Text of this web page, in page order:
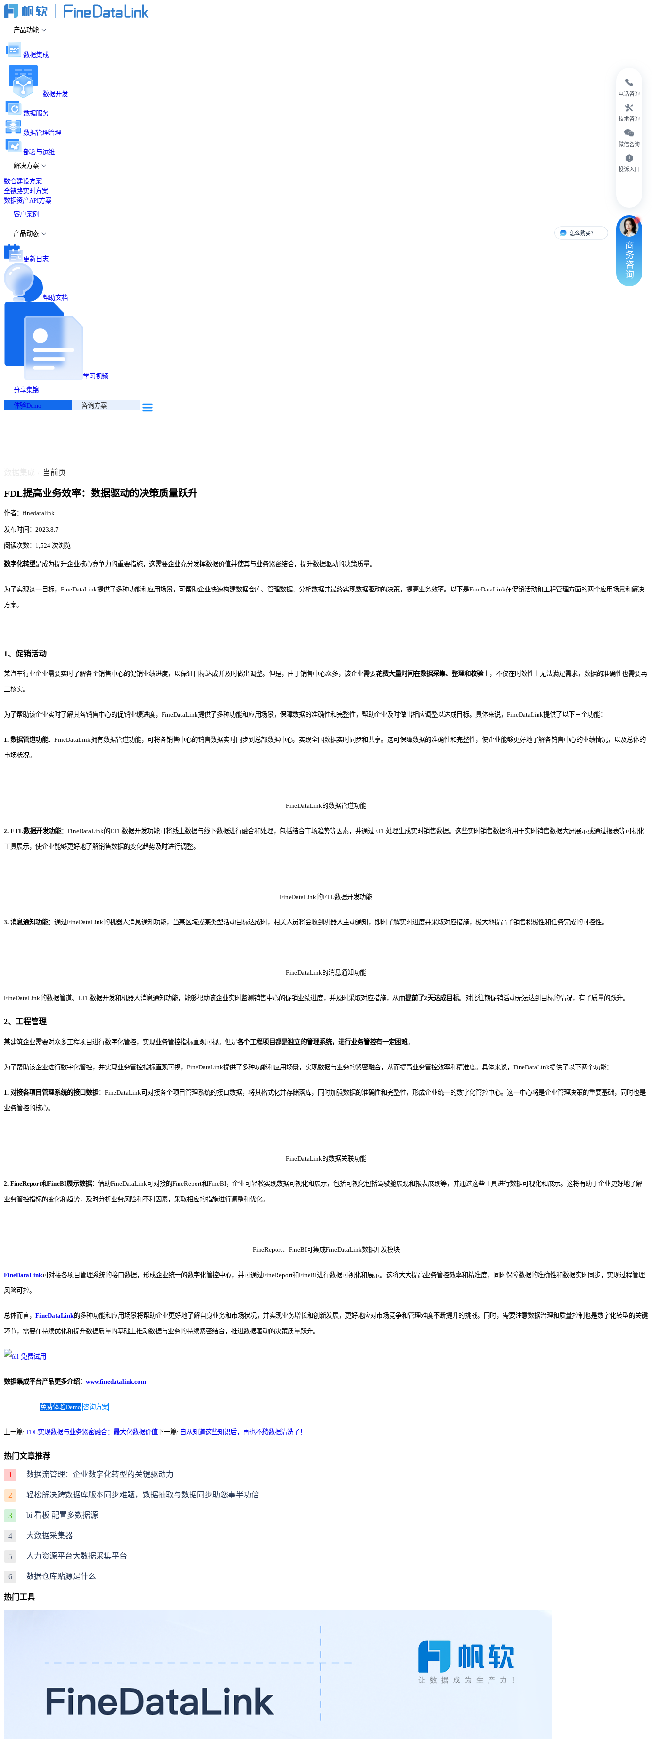
产品功能
数据集成
数据开发
数据服务
数据管理治理
部署与运维
解决方案
数仓建设方案
全链路实时方案
数据资产API方案
客户案例
产品动态
更新日志
帮助文档
学习视频
分享集锦
体验Demo 咨询方案
当前页
FDL提高业务效率：数据驱动的决策质量跃升
作者：finedatalink
发布时间：2023.8.7
阅读次数：1,524 次浏览
数字化转型是成为提升企业核心竞争力的重要措施，这需要企业充分发挥数据价值并使其与业务紧密结合，提升数据驱动的决策质量。
为了实现这一目标，FineDataLink提供了多种功能和应用场景，可帮助企业快速构建数据仓库、管理数据、分析数据并最终实现数据驱动的决策，提高业务效率。以下是FineDataLink在促销活动和工程管理方面的两个应用场景和解决
方案。
1、促销活动
某汽车行业企业需要实时了解各个销售中心的促销业绩进度，以保证目标达成并及时做出调整。但是， 由于销售中心众多，该企业需要花费大量时间在数据采集、整理和校验上，不仅在时效性上无法满足需求，数据的准确性也需要再
三核实。
为了帮助该企业实时了解其各销售中心的促销业绩进度，FineDataLink提供了多种功能和应用场景，保障数据的准确性和完整性，帮助企业及时做出相应调整以达成目标。具体来说，FineDataLink提供了以下三个功能：
1. 数据管道功能：FineDataLink拥有数据管道功能，可将各销售中心的销售数据实时同步到总部数据中心，实现全国数据实时同步和共享。这可保障数据的准确性和完整性，使企业能够更好地了解各销售中心的业绩情况，以及总体的
市场状况。
FineDataLink的数据管道功能
2. ETL数据开发功能：FineDataLink的ETL数据开发功能可将线上数据与线下数据进行融合和处理，包括结合市场趋势等因素，并通过ETL处理生成实时销售数据。这些实时销售数据将用于实时销售数据大屏展示或通过报表等可视化
工具展示，使企业能够更好地了解销售数据的变化趋势及时进行调整。
FineDataLink的ETL数据开发功能
3. 消息通知功能：通过FineDataLink的机器人消息通知功能，当某区域或某类型活动目标达成时，相关人员将会收到机器人主动通知，即时了解实时进度并采取对应措施，极大地提高了销售积极性和任务完成的可控性。
FineDataLink的消息通知功能
FineDataLink的数据管道、ETL数据开发和机器人消息通知功能，能够帮助该企业实时监测销售中心的促销业绩进度，并及时采取对应措施，从而提前了2天达成目标。 对比往期促销活动无法达到目标的情况，有了质量的跃升。
2、工程管理
某建筑企业需要对众多工程项目进行数字化管控，实现业务管控指标直观可视。但是各个工程项目都是独立的管理系统，进行业务管控有一定困难。
为了帮助该企业进行数字化管控，并实现业务管控指标直观可视，FineDataLink提供了多种功能和应用场景，实现数据与业务的紧密融合，从而提高业务管控效率和精准度。具体来说，FineDataLink提供了以下两个功能：
1. 对接各项目管理系统的接口数据：FineDataLink可对接各个项目管理系统的接口数据，将其格式化并存储落库，同时加强数据的准确性和完整性，形成企业统一的数字化管控中心。这一中心将是企业管理决策的重要基础，同时也是
业务管控的核心。
FineDataLink的数据关联功能
2. FineReport和FineBI展示数据：借助FineDataLink可对接的FineReport和FineBI，企业可轻松实现数据可视化和展示，包括可视化包括驾驶舱展现和报表展现等，并通过这些工具进行数据可视化和展示。这将有助于企业更好地了解
业务管控指标的变化和趋势，及时分析业务风险和不利因素，采取相应的措施进行调整和优化。
FineReport、 FineBI可集成FineDataLink数据开发模块
FineDataLink可对接各项目管理系统的接口数据，形成企业统一的数字化管控中心，并可通过FineReport和FineBI进行数据可视化和展示。这将大大提高业务管控效率和精准度，同时保障数据的准确性和数据实时同步，实现过程管理
风险可控。
总体而言， FineDataLink的多种功能和应用场景将帮助企业更好地了解自身业务和市场状况，并实现业务增长和创新发展，更好地应对市场竞争和管理难度不断提升的挑战。同时，需要注意数据治理和质量控制也是数字化转型的关键
环节，需要在持续优化和提升数据质量的基础上推动数据与业务的持续紧密结合，推进数据驱动的决策质量跃升。
数据集成平台产品更多介绍： www.finedatalink.com
免费体验Demo 咨询方案
上一篇: FDL实现数据与业务紧密融合：最大化数据价值 下一篇: 自从知道这些知识后，再也不愁数据清洗了！
热门文章推荐
1 数据流管理：企业数字化转型的关键驱动力
2 轻松解决跨数据库版本同步难题，数据抽取与数据同步助您事半功倍！
3 bi 看板 配置多数据源
4 大数据采集器
5 人力资源平台大数据采集平台
6 数据仓库贴源是什么
热门工具
电话咨询
技术咨询
微信咨询
投诉入口
怎么购买？ 有人对接
商
务
咨
询